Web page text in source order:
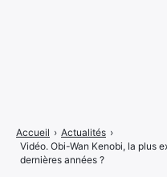
Accueil › Actualités ›
Vidéo. Obi-Wan Kenobi, la plus
dernières années ?